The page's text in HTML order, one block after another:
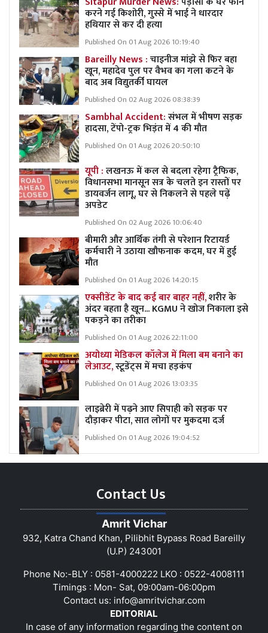
करने गई किशोरी, गुस्से में भाई ने धारदार
हथियार से कर दी हत्या
Published On 01 Aug 2026 10:19:40
Bareilly News :चाइनीज मांझे से फिर बहा
खून, महादेव पुल पर वैभव का गला कटने के
बाद अब विद्युतर्की घायल
Published On 02 Aug 2026 08:38:39
Sambhal Accident:संभल में भीषण सड़क
हादसा, टेंपो-ट्रक भिड़ंत में 4 की मौत
Published On 01 Aug 2026 20:50:10
यूपी :लखनऊ में कल से बदला रहेगा ट्रैफिक,
विधानसभा मानसून सत्र के चलते इन रास्तों पर
डायवर्जन लागू, घर से निकलने से पहले पढ़ें
अपडेट
Published On 02 Aug 2026 10:06:40
बीमारी और आर्थिक तंगी से परेशान रिटायर्ड
कर्मचारी ने उठाया खौफनाक कदम, घर में हुई
मौत
Published On 01 Aug 2026 14:20:15
एक्सीडेंट के बाद कई बार बाहर नहीं,शरीर के
अंदर बहता है खून... KGMU ने खोज निकाला इसे
पकड़ने का तरीका
Published On 01 Aug 2026 22:11:00
अयोध्या मेडिकल कॉलेज में मिला बम बनाने का
लेआउट,स्टूडेंट्स में मचा हड़कंप
Published On 01 Aug 2026 13:03:35
लाइब्रेरी में पढ़ने आए सिपाही को सड़क पर
दौड़ाकर पीटा, सात लोगों पर मुकदमा दर्ज
Published On 01 Aug 2026 19:04:52
Contact Us
Amrit Vichar
932, Katra Chand Khan, Pilibhit Bypass Road Bareilly
(U.P) 243001
Phone No:-BLY : 0581-4000222 LKO : 0522-4008111
Timings : Mon- Sat, 09:00am-06:00pm
Contact us: info@amritvichar.com
EDITORIAL
In case of any information regarding the content on